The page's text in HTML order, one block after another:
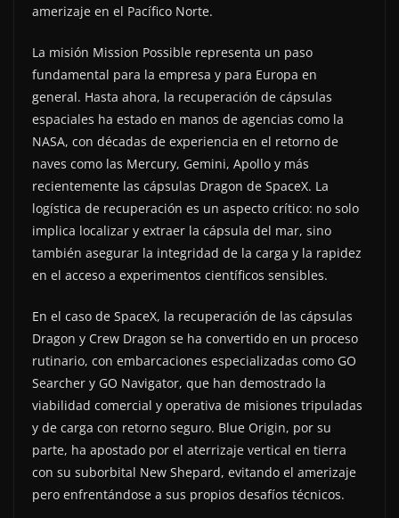
amerizaje en el Pacífico Norte.
La misión Mission Possible representa un paso
fundamental para la empresa y para Europa en
general. Hasta ahora, la recuperación de cápsulas
espaciales ha estado en manos de agencias como la
NASA, con décadas de experiencia en el retorno de
naves como las Mercury, Gemini, Apollo y más
recientemente las cápsulas Dragon de SpaceX. La
logística de recuperación es un aspecto crítico: no solo
implica localizar y extraer la cápsula del mar, sino
también asegurar la integridad de la carga y la rapidez
en el acceso a experimentos científicos sensibles.
En el caso de SpaceX, la recuperación de las cápsulas
Dragon y Crew Dragon se ha convertido en un proceso
rutinario, con embarcaciones especializadas como GO
Searcher y GO Navigator, que han demostrado la
viabilidad comercial y operativa de misiones tripuladas
y de carga con retorno seguro. Blue Origin, por su
parte, ha apostado por el aterrizaje vertical en tierra
con su suborbital New Shepard, evitando el amerizaje
pero enfrentándose a sus propios desafíos técnicos.